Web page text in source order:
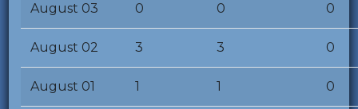
August 03 0 0 0
August 02 3 3 0
August 01 1 1 0